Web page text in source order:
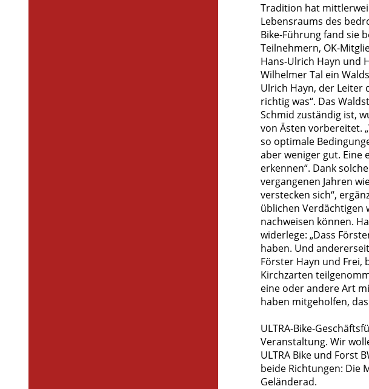
Tradition hat
Lebensraums des
Bike-Führung fand sie
Teilnehmern, OK-
Hans-Ulrich Hayn und
Wilhelmer Tal ein
Ulrich Hayn, der Leiter
richtig was“. Das
Schmid zuständig ist,
von Ästen vorbereitet.
so optimale
aber weniger gut. Eine
erkennen“. Dank
vergangenen Jahren
verstecken sich“,
üblichen Verdächtigen
nachweisen können.
widerlege: „Dass
haben. Und
Förster Hayn und
Kirchzarten
eine oder andere Art
haben mitgeholfen,
ULTRA-Bike-
Veranstaltung. Wir
ULTRA Bike und Forst
beide Richtungen: Die
Geländerad.